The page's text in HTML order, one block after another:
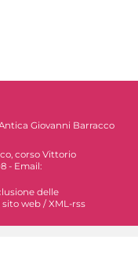
Giovanni Barracco
corso Vittorio
- Email:
delle
sito web / XML-rss